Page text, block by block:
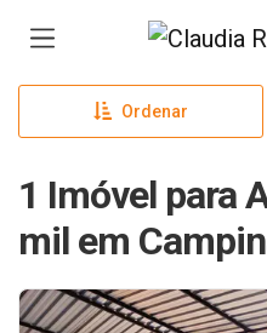
Página
Ordenar
1 Imóvel para
mil em